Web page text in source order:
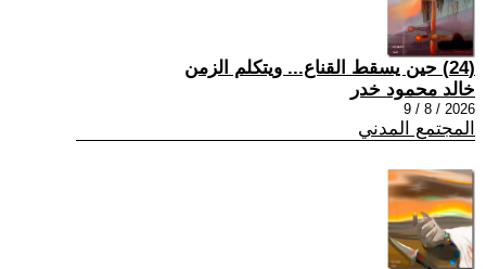
(24) حين يسقط القناع... ويتكلم الزمن
خالد محمود خدر
2026 / 8 / 9
المجتمع المدني